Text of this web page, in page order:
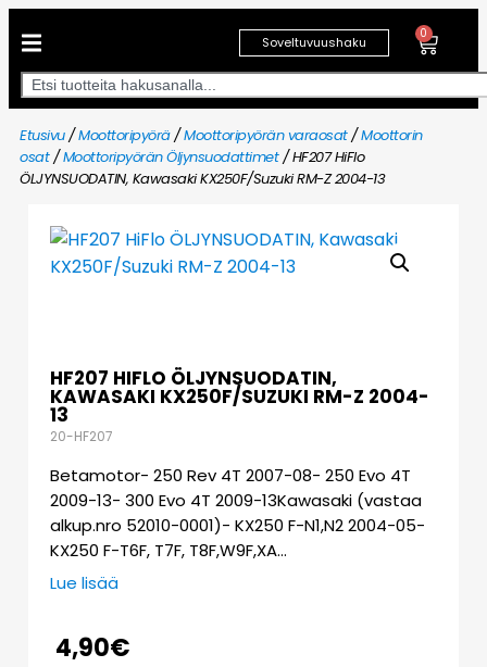
Soveltuvuushaku
0
Etusivu/Moottoripyörä/Moottoripyörän varaosat/Moottorin
osat/Moottoripyörän Öljynsuodattimet/ HF207 HiFlo
ÖLJYNSUODATIN, Kawasaki KX250F/Suzuki RM-Z 2004-13
HF207 HIFLO ÖLJYNSUODATIN,
KAWASAKI KX250F/SUZUKI RM-Z 2004-
13
20-HF207
Betamotor- 250 Rev 4T 2007-08- 250 Evo 4T
2009-13- 300 Evo 4T 2009-13Kawasaki (vastaa
alkup.nro 52010-0001)- KX250 F-N1,N2 2004-05-
KX250 F-T6F, T7F, T8F,W9F,XA…
Lue lisää
4,90€